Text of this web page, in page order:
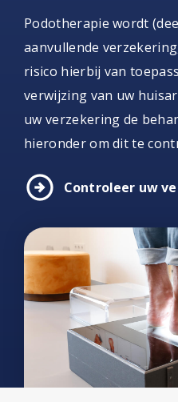
Podotherapie wordt
aanvullende
risico hierbij van
verwijzing van uw
uw verzekering de
hieronder om dit te
arrow_circle_right Controleer uw